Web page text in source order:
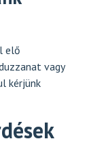
elő
vagy
kérjünk